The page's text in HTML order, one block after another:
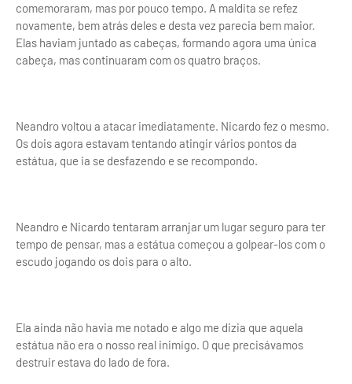
comemoraram, mas por pouco tempo. A maldita se refez
novamente, bem atrás deles e desta vez parecia bem maior.
Elas haviam juntado as cabeças, formando agora uma única
cabeça, mas continuaram com os quatro braços.
Neandro voltou a atacar imediatamente. Nicardo fez o mesmo.
Os dois agora estavam tentando atingir vários pontos da
estátua, que ia se desfazendo e se recompondo.
Neandro e Nicardo tentaram arranjar um lugar seguro para ter
tempo de pensar, mas a estátua começou a golpear-los com o
escudo jogando os dois para o alto.
Ela ainda não havia me notado e algo me dizia que aquela
estátua não era o nosso real inimigo. O que precisávamos
destruir estava do lado de fora.